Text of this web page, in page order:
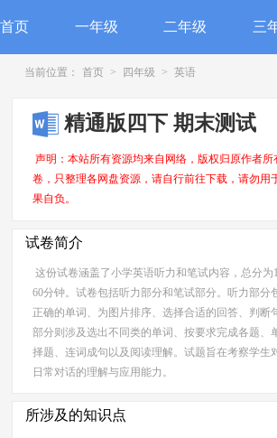
首页 一年级 二年级 三
当前位置： 首页 > 四年级 > 英语
精通版四下 期末测试
声明：本站所有资源均来自网络，版权归原作者
卷，只整理各网盘资源，请自行前往下载，请勿用
果自负。
试卷简介
这份试卷涵盖了小学英语听力和笔试内容，总分为
60分钟。试卷包括听力部分和笔试部分。听力部分
正确的单词、为图片排序、选择合适的回答、判断
部分则涉及选出不同类的单词、按要求完成各题、
择题、连词成句以及阅读理解。试题旨在考察学生
日常对话的理解与应用能力。
所涉及的知识点